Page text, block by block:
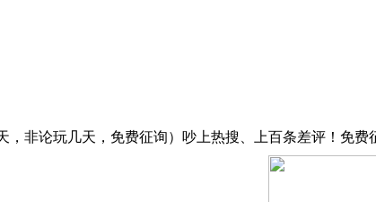
论玩几天，免费征询）吵上热搜、上百条差评！免费